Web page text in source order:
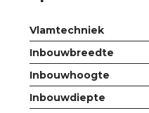
Vlamtechniek
Inbouwbreedte
Inbouwhoogte
Inbouwdiepte